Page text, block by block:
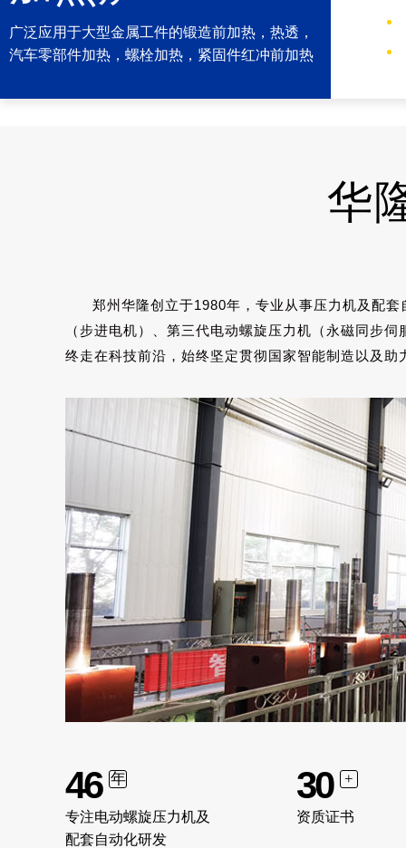
广泛应用于大型金属工件的锻造前加热，热透，
汽车零部件加热，螺栓加热，紧固件红冲前加热
华
郑州华隆创立于1980年，专业从事压力机及配
（步进电机）、第三代电动螺旋压力机（永磁同步
终走在科技前沿，始终坚定贯彻国家智能制造以及助
46 年
专注电动螺旋压力机及
配套自动化研发
30 +
资质证书